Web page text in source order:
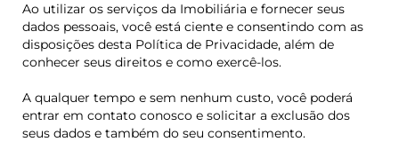
Ao utilizar os serviços da Imobiliária e fornecer seus
dados pessoais, você está ciente e consentindo com as
disposições desta Política de Privacidade, além de
conhecer seus direitos e como exercê-los.
A qualquer tempo e sem nenhum custo, você poderá
entrar em contato conosco e solicitar a exclusão dos
seus dados e também do seu consentimento.